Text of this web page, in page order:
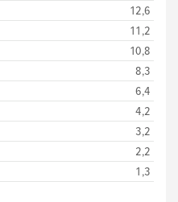
12,6
11,2
10,8
8,3
6,4
4,2
3,2
2,2
1,3